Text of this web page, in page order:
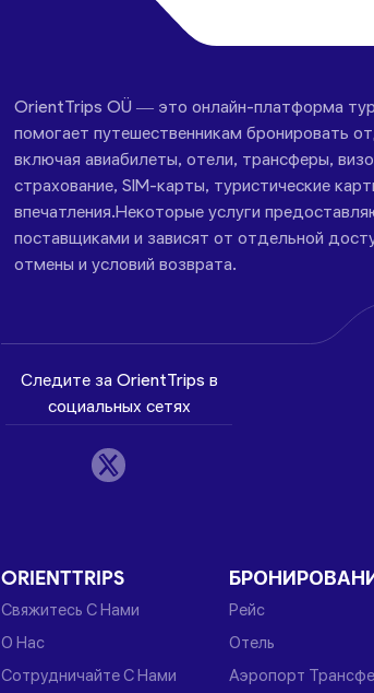
OrientTrips OÜ — это онлайн-платформа
помогает путешественникам бронировать
включая авиабилеты, отели, трансферы,
страхование, SIM-карты, туристические
впечатления.Некоторые услуги
поставщиками и зависят от отдельной
отмены и условий возврата.
Следите за OrientTrips в
социальных сетях
ORIENTTRIPS
Свяжитесь С Нами
О Нас
Сотрудничайте С Нами
Рейс
Отель
Аэропорт